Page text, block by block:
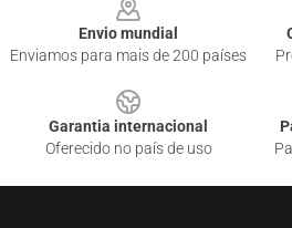
Envio mundial
Enviamos para mais de 200 países
Garantia internacional
Oferecido no país de uso